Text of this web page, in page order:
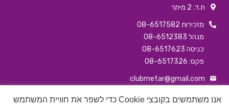
ת.ד. 2 מיתר
מזכירות 08-6517582
מנהל 08-6512383
כניסה 08-6517623
פקס: 08-6517326
clubmetar@gmail.com
דף הבפיסבוק שלנו
אנו משתמשים בקובצי Cookie כדי לשפר את חוויית המשתמש